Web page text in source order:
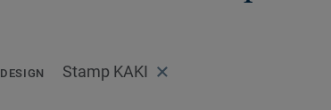
DESIGN Stamp KAKI